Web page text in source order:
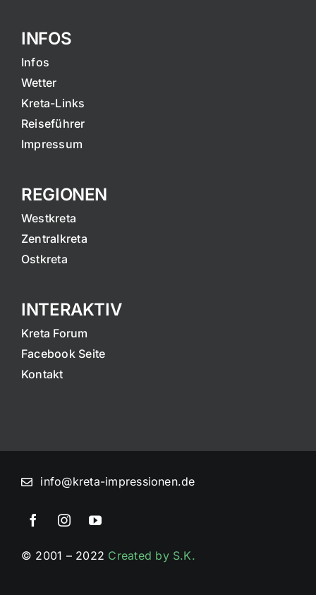
INFOS
Infos
Wetter
Kreta-Links
Reiseführer
Impressum
REGIONEN
Westkreta
Zentralkreta
Ostkreta
INTERAKTIV
Kreta Forum
Facebook Seite
Kontakt
info@kreta-impressionen.de
© 2001 – 2022 Created by S.K.